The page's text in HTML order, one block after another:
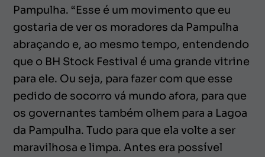
Pampulha. “Esse é um movimento que eu
gostaria de ver os moradores da Pampulha
abraçando e, ao mesmo tempo, entendendo
que o BH Stock Festival é uma grande vitrine
para ele. Ou seja, para fazer com que esse
pedido de socorro vá mundo afora, para que
os governantes também olhem para a Lagoa
da Pampulha. Tudo para que ela volte a ser
maravilhosa e limpa. Antes era possível